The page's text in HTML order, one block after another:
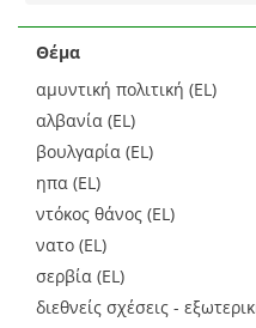
Θέμα
αμυντική πολιτική (EL)
αλβανία (EL)
βουλγαρία (EL)
ηπα (EL)
ντόκος θάνος (EL)
νατο (EL)
σερβία (EL)
διεθνείς σχέσεις -